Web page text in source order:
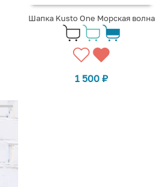
Шапка Kusto One Морская волна
1 500 ₽